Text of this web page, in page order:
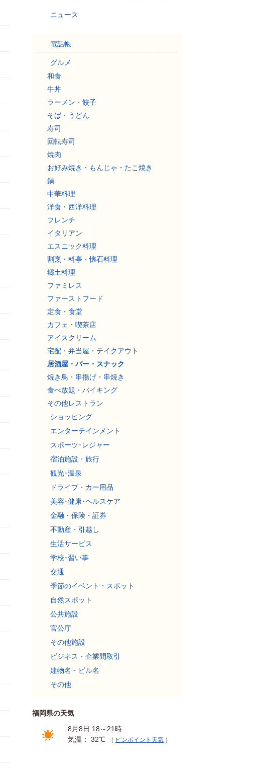
ニュース
電話帳
グルメ
和食
牛丼
ラーメン・餃子
そば・うどん
寿司
回転寿司
焼肉
お好み焼き・もんじゃ・たこ焼き
鍋
中華料理
洋食・西洋料理
フレンチ
イタリアン
エスニック料理
割烹・料亭・懐石料理
郷土料理
ファミレス
ファーストフード
定食・食堂
カフェ・喫茶店
アイスクリーム
宅配・弁当屋・テイクアウト
居酒屋・バー・スナック
焼き鳥・串揚げ・串焼き
食べ放題・バイキング
その他レストラン
ショッピング
エンターテインメント
スポーツ･レジャー
宿泊施設・旅行
観光･温泉
ドライブ・カー用品
美容･健康･ヘルスケア
金融・保険・証券
不動産・引越し
生活サービス
学校･習い事
交通
季節のイベント・スポット
自然スポット
公共施設
官公庁
その他施設
ビジネス・企業間取引
建物名・ビル名
その他
福岡県の天気
8月8日 18～21時
気温： 32℃
（ ピンポイント天気 ）